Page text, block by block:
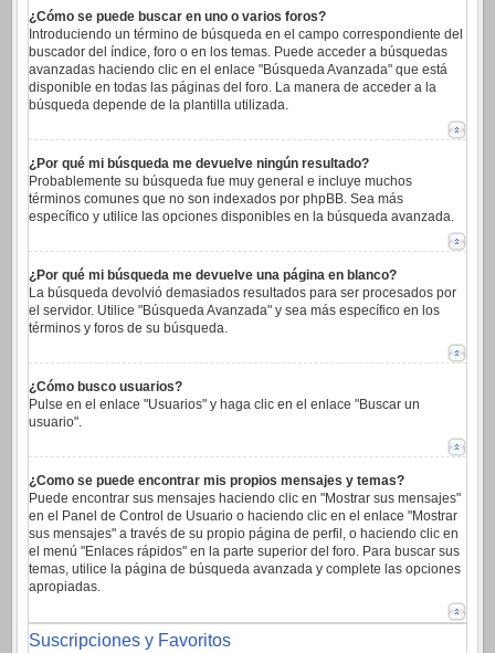
¿Cómo se puede buscar en uno o varios foros?
Introduciendo un término de búsqueda en el campo correspondiente del
buscador del índice, foro o en los temas. Puede acceder a búsquedas
avanzadas haciendo clic en el enlace "Búsqueda Avanzada" que está
disponible en todas las páginas del foro. La manera de acceder a la
búsqueda depende de la plantilla utilizada.
¿Por qué mi búsqueda me devuelve ningún resultado?
Probablemente su búsqueda fue muy general e incluye muchos
términos comunes que no son indexados por phpBB. Sea más
específico y utilice las opciones disponibles en la búsqueda avanzada.
¿Por qué mi búsqueda me devuelve una página en blanco?
La búsqueda devolvió demasiados resultados para ser procesados por
el servidor. Utilice "Búsqueda Avanzada" y sea más específico en los
términos y foros de su búsqueda.
¿Cómo busco usuarios?
Pulse en el enlace "Usuarios" y haga clic en el enlace "Buscar un
usuario".
¿Como se puede encontrar mis propios mensajes y temas?
Puede encontrar sus mensajes haciendo clic en "Mostrar sus mensajes"
en el Panel de Control de Usuario o haciendo clic en el enlace "Mostrar
sus mensajes" a través de su propio página de perfil, o haciendo clic en
el menú "Enlaces rápidos" en la parte superior del foro. Para buscar sus
temas, utilice la página de búsqueda avanzada y complete las opciones
apropiadas.
Suscripciones y Favoritos